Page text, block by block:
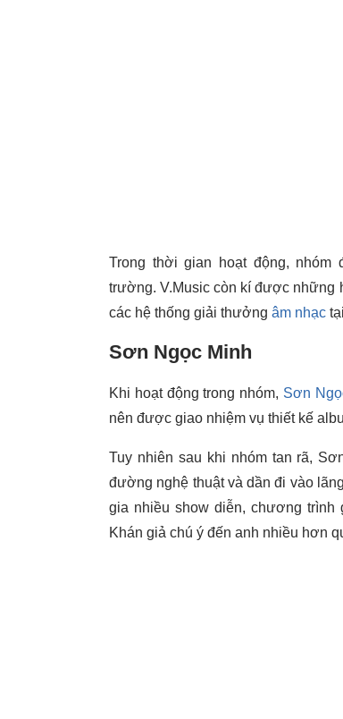
Trong thời gian hoạt động,
trường. V.Music còn kí được những
các hệ thống giải thưởng âm nhạc
Sơn Ngọc Minh
Khi hoạt động trong nhóm, Sơn
nên được giao nhiệm vụ thiết kế
Tuy nhiên sau khi nhóm tan rã,
đường nghệ thuật và dần đi vào
gia nhiều show diễn, chương
Khán giả chú ý đến anh nhiều hơn